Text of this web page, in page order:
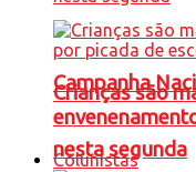
Campanha
nesta segunda
Crianças são
Colunistas